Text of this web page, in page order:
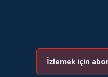
İzlemek için